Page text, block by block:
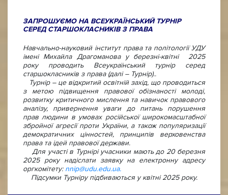
ЗАПРОШУЄМО НА ВСЕУКРАЇНСЬКИЙ ТУРНІР
СЕРЕД СТАРШОКЛАСНИКІВ З ПРАВА
Навчально-науковий інститут права та політології УДУ
імені Михайла Драгоманова у березні-квітні 2025
року проводить Всеукраїнський турнір серед
старшокласників з права (далі – Турнір)..
Турнір – це відкритий освітній захід, що проводиться
з метою підвищення правової обізнаності молоді,
розвитку критичного мислення та навичок правового
аналізу, привернення уваги до питань порушення
прав людини в умовах російської широкомасштабної
збройної агресії проти України, а також популяризації
демократичних цінностей, принципів верховенства
права та ідей правової держави.
Для участі в Турнірі учасники мають до 20 березня
2025 року надіслати заявку на електронну адресу
оргкомітету: nnip@udu.edu.ua.
Підсумки Турніру підбиваються у квітні 2025 року.